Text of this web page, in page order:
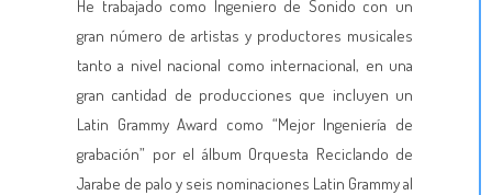
He trabajado como Ingeniero de Sonido con un
gran número de artistas y productores musicales
tanto a nivel nacional como internacional, en una
gran cantidad de producciones que incluyen un
Latin Grammy Award como “Mejor Ingeniería de
grabación” por el álbum Orquesta Reciclando de
Jarabe de palo y seis nominaciones Latin Grammy al